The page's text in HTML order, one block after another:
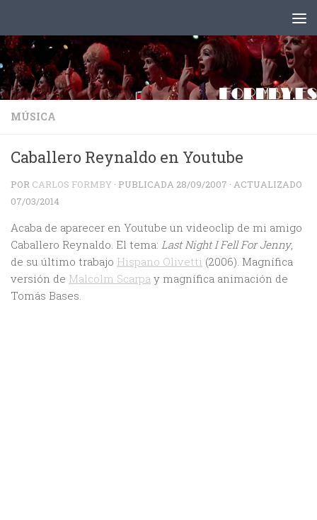
MÚSICA
Caballero Reynaldo en Youtube
POR CARLOS FORMBY · PUBLICADA 28/09/2007 · ACTUALIZADO
07/03/2014
Acaba de aparecer en Youtube un videoclip de mi amigo
Caballero Reynaldo. El tema: Last Night I Fell For Jenny,
de su último trabajo Hispano Olivetti (2006). Magnífica
versión de Malcolm Scarpa y magnífica animación de
Tomás Bases.